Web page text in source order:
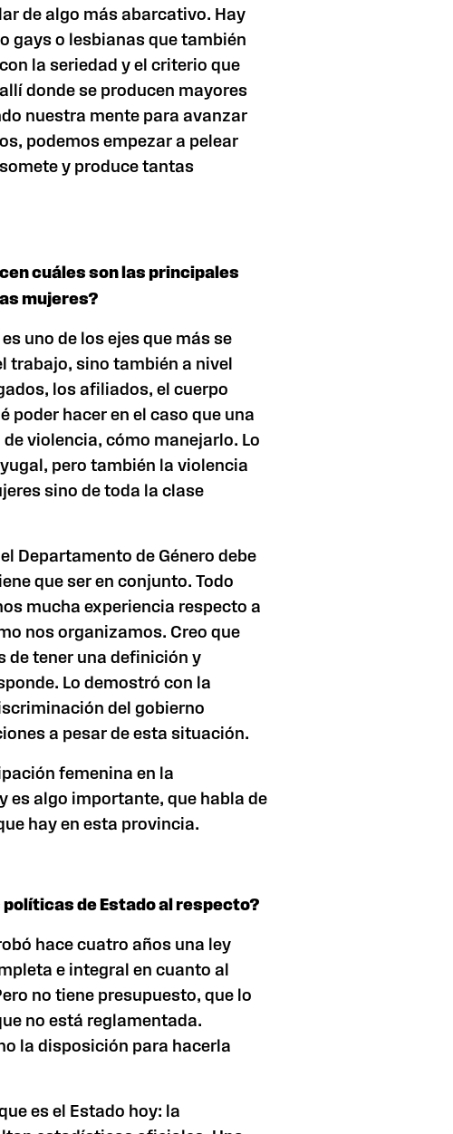
de algo más abarcativo. Hay
gays o lesbianas que también
la seriedad y el criterio que
donde se producen mayores
nuestra mente para avanzar
podemos empezar a pelear
y produce tantas
cuáles son las principales
mujeres?
uno de los ejes que más se
trabajo, sino también a nivel
los afiliados, el cuerpo
poder hacer en el caso que una
violencia, cómo manejarlo. Lo
pero también la violencia
sino de toda la clase
Departamento de Género debe
que ser en conjunto. Todo
mucha experiencia respecto a
nos organizamos. Creo que
de tener una definición y
Lo demostró con la
del gobierno
a pesar de esta situación.
femenina en la
es algo importante, que habla de
hay en esta provincia.
de Estado al respecto?
hace cuatro años una ley
e integral en cuanto al
no tiene presupuesto, que lo
no está reglamentada.
la disposición para hacerla
es el Estado hoy: la